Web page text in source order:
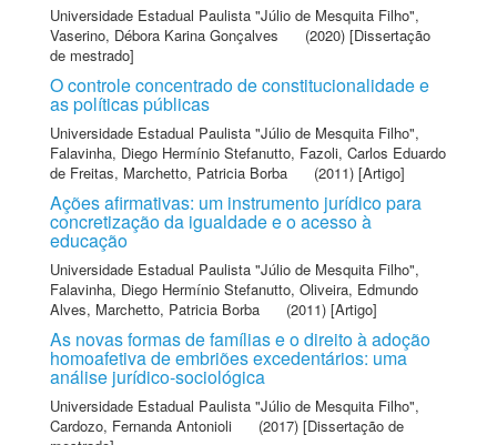
Universidade Estadual Paulista "Júlio de Mesquita Filho",
Vaserino, Débora Karina Gonçalves
(2020) [Dissertação
de mestrado]
O controle concentrado de constitucionalidade e
as políticas públicas
Universidade Estadual Paulista "Júlio de Mesquita Filho",
Falavinha, Diego Hermínio Stefanutto, Fazoli, Carlos Eduardo
de Freitas, Marchetto, Patricia Borba (2011) [Artigo]
Ações afirmativas: um instrumento jurídico para
concretização da igualdade e o acesso à
educação
Universidade Estadual Paulista "Júlio de Mesquita Filho",
Falavinha, Diego Hermínio Stefanutto, Oliveira, Edmundo
Alves, Marchetto, Patricia Borba (2011) [Artigo]
As novas formas de famílias e o direito à adoção
homoafetiva de embriões excedentários: uma
análise jurídico-sociológica
Universidade Estadual Paulista "Júlio de Mesquita Filho",
Cardozo, Fernanda Antonioli
(2017) [Dissertação de